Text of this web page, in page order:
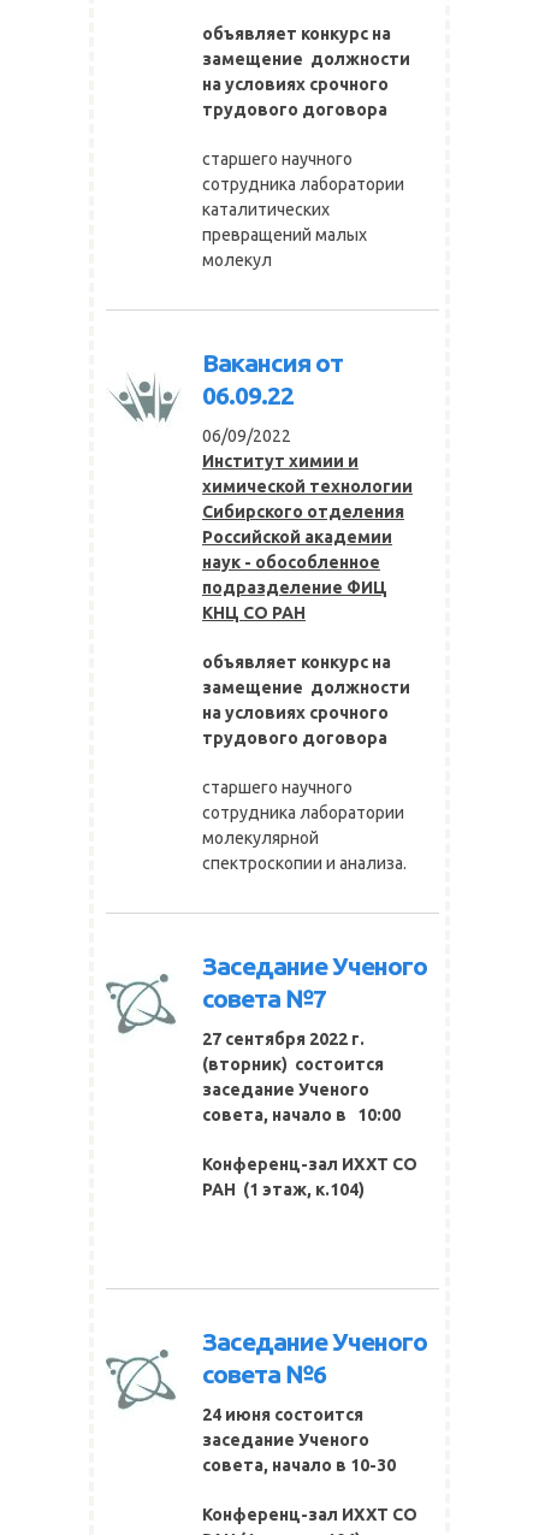
объявляет конкурс на
замещение должности
на условиях срочного
трудового договора
старшего научного
сотрудника лаборатории
каталитических
превращений малых
молекул
Вакансия от
06.09.22
06/09/2022
Институт химии и
химической технологии
Сибирского отделения
Российской академии
наук - обособленное
подразделение ФИЦ
КНЦ СО РАН
объявляет конкурс на
замещение должности
на условиях срочного
трудового договора
старшего научного
сотрудника лаборатории
молекулярной
спектроскопии и анализа.
Заседание Ученого
совета №7
27 сентября 2022 г.
(вторник) состоится
заседание Ученого
совета, начало в 10:00
Конференц-зал ИХХТ СО
РАН (1 этаж, к.104)
Заседание Ученого
совета №6
24 июня состоится
заседание Ученого
совета, начало в 10-30
Конференц-зал ИХХТ СО